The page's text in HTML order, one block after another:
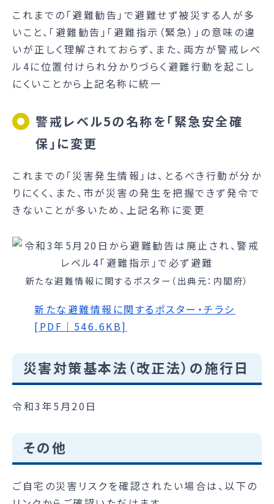
これまでの「避難勧告」で避難せず被災する人が多
いこと、「避難勧告」「避難指示（緊急）」の意味の違
いが正しく理解されておらず、また、両方が警戒レベ
ル4に位置付けられ分かりづらく避難行動を起こし
にくいことから上記名称に統一
警戒レベル5の名称を「緊急安全確
保」に変更
これまでの「災害発生情報」は、とるべき行動が分か
りにくく、また、市が災害の発生を把握できず発令で
きないことが多いため、上記名称に変更
新たな避難情報に関するポスター（出典元：内閣府）
新たな避難情報に関するポスター・チラシ
[PDF｜546.6KB]
災害対策基本法（改正法）の施行日
令和3年5月20日
その他
ご自宅の災害リスクを確認されたい場合は、以下の